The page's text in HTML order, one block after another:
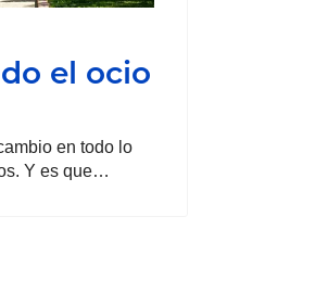
el ocio
en todo lo
Y es que…